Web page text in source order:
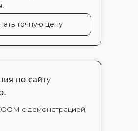
точную цену
по сайту
с демонстрацией